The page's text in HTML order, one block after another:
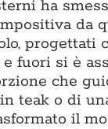
ha
da
progettati
fuori si è
che
teak o di
il